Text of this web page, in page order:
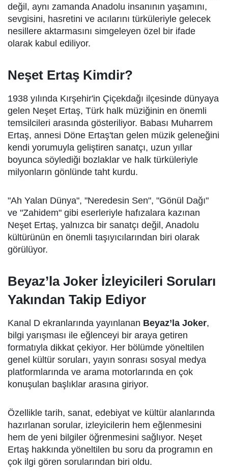
değil, aynı zamanda Anadolu insanının yaşamını,
sevgisini, hasretini ve acılarını türküleriyle gelecek
nesillere aktarmasını simgeleyen özel bir ifade
olarak kabul ediliyor.
Neşet Ertaş Kimdir?
1938 yılında Kırşehir'in Çiçekdağı ilçesinde dünyaya
gelen Neşet Ertaş, Türk halk müziğinin en önemli
temsilcileri arasında gösteriliyor. Babası Muharrem
Ertaş, annesi Döne Ertaş'tan gelen müzik geleneğini
kendi yorumuyla geliştiren sanatçı, uzun yıllar
boyunca söylediği bozlaklar ve halk türküleriyle
milyonların gönlünde taht kurdu.
"Ah Yalan Dünya", "Neredesin Sen", "Gönül Dağı"
ve "Zahidem" gibi eserleriyle hafızalara kazınan
Neşet Ertaş, yalnızca bir sanatçı değil, Anadolu
kültürünün en önemli taşıyıcılarından biri olarak
görülüyor.
Beyaz’la Joker İzleyicileri Soruları
Yakından Takip Ediyor
Kanal D ekranlarında yayınlanan Beyaz’la Joker,
bilgi yarışması ile eğlenceyi bir araya getiren
formatıyla dikkat çekiyor. Her bölümde yöneltilen
genel kültür soruları, yayın sonrası sosyal medya
platformlarında ve arama motorlarında en çok
konuşulan başlıklar arasına giriyor.
Özellikle tarih, sanat, edebiyat ve kültür alanlarında
hazırlanan sorular, izleyicilerin hem eğlenmesini
hem de yeni bilgiler öğrenmesini sağlıyor. Neşet
Ertaş hakkında yöneltilen bu soru da programın en
çok ilgi gören sorularından biri oldu.